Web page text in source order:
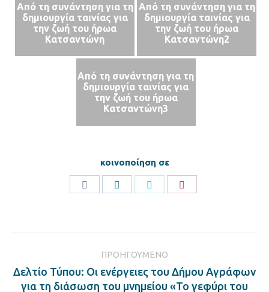
Από τη συνάντηση για τη
δημιουργία ταινίας για
την ζωή του ήρωα
Κατσαντώνη
Από τη συνάντηση για τη
δημιουργία ταινίας για
την ζωή του ήρωα
Κατσαντώνη2
Από τη συνάντηση για τη
δημιουργία ταινίας για
την ζωή του ήρωα
Κατσαντώνη3
κοινοποίηση σε
ΠΡΟΗΓΟΎΜΕΝΟ
Previous
Δελτίο Τύπου: Οι ενέργειες του Δήμου Αγράφων
για τη διάσωση του μνημείου «Το γεφύρι του